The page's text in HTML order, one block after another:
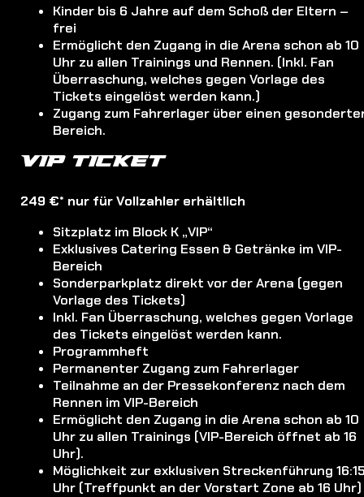
Kinder bis 6 Jahre auf dem Schoß der Eltern –
frei
Ermöglicht den Zugang in die Arena schon ab 10
Uhr zu allen Trainings und Rennen. (Inkl. Fan
Überraschung, welches gegen Vorlage des
Tickets eingelöst werden kann.)
Zugang zum Fahrerlager über einen
Bereich.
VIP TICKET
249 €* nur für Vollzahler erhältlich
Sitzplatz im Block K „VIP“
Exklusives Catering Essen & Getränke im VIP-
Bereich
Sonderparkplatz direkt vor der Arena (gegen
Vorlage des Tickets)
Inkl. Fan Überraschung, welches gegen Vorlage
des Tickets eingelöst werden kann.
Programmheft
Permanenter Zugang zum Fahrerlager
Teilnahme an der Pressekonferenz nach dem
Rennen im VIP-Bereich
Ermöglicht den Zugang in die Arena schon ab 10
Uhr zu allen Trainings (VIP-Bereich öffnet ab 16
Uhr).
Möglichkeit zur exklusiven Streckenführung
Uhr (Treffpunkt an der Vorstart Zone ab 16 Uhr)